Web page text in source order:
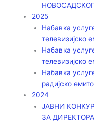
2025
Набавка
телевизијско
Набавка
телевизијско
Набавка
радијско
2024
ЈАВНИ
ЗА